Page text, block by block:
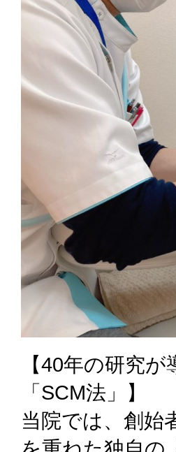
【40年の研究
「SCM法」】
当院では、創始